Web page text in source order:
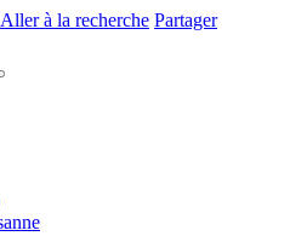
Aller à la recherche Partager